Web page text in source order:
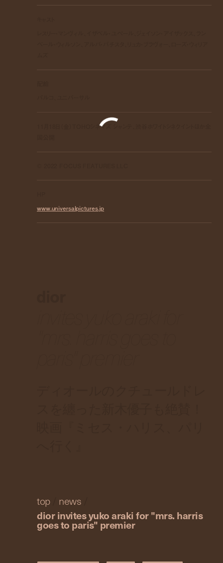
11月18日（金）TOHOシネマズ シャンテ、渋谷ホワイトシネクイントほか全
www.universalpictures.jp
top/ news
dior invites yuko araki for "mrs. harris
goes to paris" premier